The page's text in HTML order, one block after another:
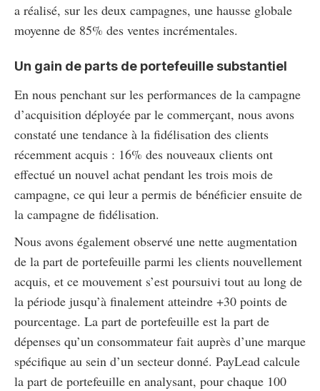
a réalisé, sur les deux campagnes, une hausse globale
moyenne de 85% des ventes incrémentales.
Un gain de parts de portefeuille substantiel
En nous penchant sur les performances de la campagne
d’acquisition déployée par le commerçant, nous avons
constaté une tendance à la fidélisation des clients
récemment acquis : 16% des nouveaux clients ont
effectué un nouvel achat pendant les trois mois de
campagne, ce qui leur a permis de bénéficier ensuite de
la campagne de fidélisation.
Nous avons également observé une nette augmentation
de la part de portefeuille parmi les clients nouvellement
acquis, et ce mouvement s’est poursuivi tout au long de
la période jusqu’à finalement atteindre +30 points de
pourcentage. La part de portefeuille est la part de
dépenses qu’un consommateur fait auprès d’une marque
spécifique au sein d’un secteur donné. PayLead calcule
la part de portefeuille en analysant, pour chaque 100